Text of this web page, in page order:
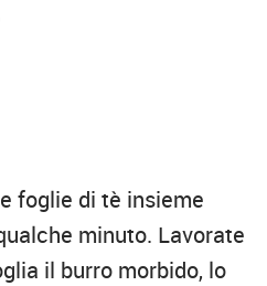
foglie di tè insieme
minuto. Lavorate
il burro morbido, lo